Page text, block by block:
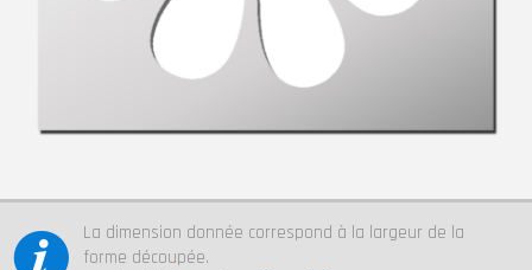
La dimension donnée correspond à la largeur de la
forme découpée.